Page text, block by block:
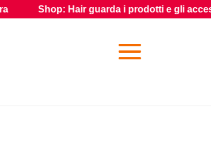
Shop: Hair guarda i prodotti e gli accessori